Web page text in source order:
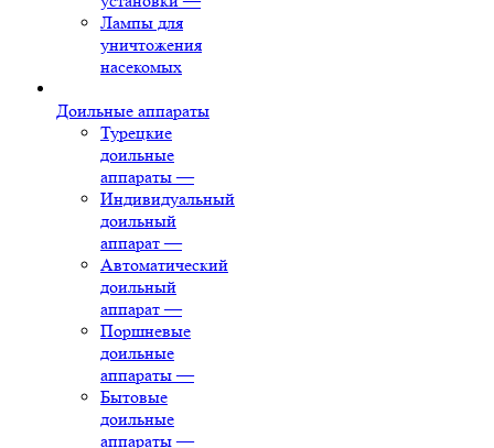
Лампы для
уничтожения
насекомых
Доильные аппараты
Турецкие
доильные
аппараты —
Индивидуальный
доильный
аппарат —
Автоматический
доильный
аппарат —
Поршневые
доильные
аппараты —
Бытовые
доильные
аппараты —